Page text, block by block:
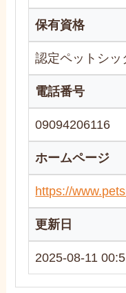
保有資格
認定ペットシッ
電話番号
09094206116
ホームページ
https://
更新日
2025-08-11